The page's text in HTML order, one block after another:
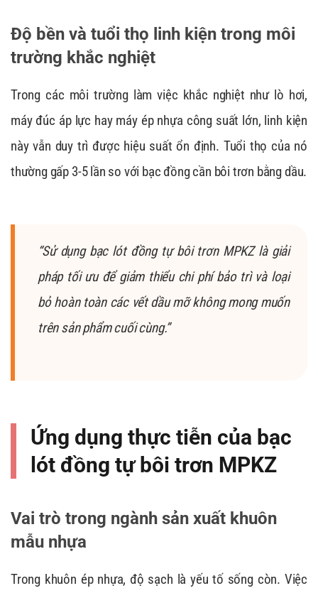
Độ bền và tuổi thọ linh kiện trong môi
trường khắc nghiệt
Trong các môi trường làm việc khắc nghiệt như lò hơi,
máy đúc áp lực hay máy ép nhựa công suất lớn, linh kiện
này vẫn duy trì được hiệu suất ổn định. Tuổi thọ của nó
thường gấp 3-5 lần so với bạc đồng cần bôi trơn bằng dầu.
“Sử dụng bạc lót đồng tự bôi trơn MPKZ là giải
pháp tối ưu để giảm thiểu chi phí bảo trì và loại
bỏ hoàn toàn các vết dầu mỡ không mong muốn
trên sản phẩm cuối cùng.”
Ứng dụng thực tiễn của bạc
lót đồng tự bôi trơn MPKZ
Vai trò trong ngành sản xuất khuôn
mẫu nhựa
Trong khuôn ép nhựa, độ sạch là yếu tố sống còn. Việc